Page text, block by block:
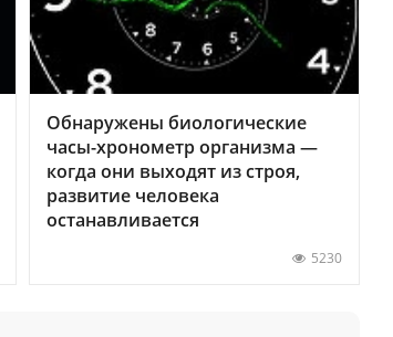
Обнаружены биологические
часы-хронометр организма —
когда они выходят из строя,
развитие человека
останавливается
5230